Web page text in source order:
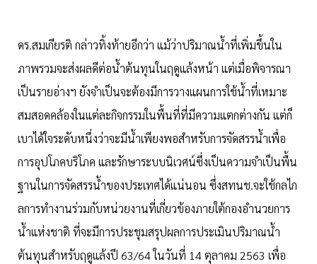
ดร.สมเกียรติ กล่าวทิ้งท้ายอีกว่า แม้ว่าปริมาณน้ำที่เพิ่มขึ้นใน
ภาพรวมจะส่งผลดีต่อน้ำต้นทุนในฤดูแล้งหน้า แต่เมื่อพิจารณา
เป็นรายอ่างฯ ยังจำเป็นจะต้องมีการวางแผนการใช้น้ำที่เหมาะ
สมสอดคล้องในแต่ละกิจกรรมในพื้นที่ที่มีความแตกต่างกัน แต่ก็
เบาได้ใจระดับหนึ่งว่าจะมีน้ำเพียงพอสำหรับการจัดสรรน้ำเพื่อ
การอุปโภคบริโภค และรักษาระบบนิเวศน์ซึ่งเป็นความจำเป็นพื้น
ฐานในการจัดสรรน้ำของประเทศได้แน่นอน ซึ่งสทนช.จะใช้กลไก
ลการทำงานร่วมกับหน่วยงานที่เกี่ยวข้องภายใต้กองอำนวยการ
น้ำแห่งชาติ ที่จะมีการประชุมสรุปผลการประเมินปริมาณน้ำ
ต้นทุนสำหรับฤดูแล้งปี 63/64 ในวันที่ 14 ตุลาคม 2563 เพื่อ